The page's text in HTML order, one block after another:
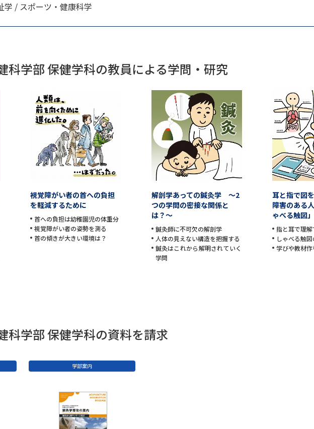
受験準備
テレメール全国一斉進学調査
新生活
学問発見
大学で学びたい学問発見
学問のミニ講義「夢ナビ講義」 学問
ユーザーサポート
学 / スポーツ・健康科学
科学部 保健学科の教員による学問・研究
視覚障がい者の首への負担
を軽減するために
首への負担は幼稚園児の体重分
視覚障がい者の姿勢を測る
首の傾きが大きい環境は？
解剖学あっての鍼灸学 ～2
つの学問の密接な関係と
は？～
鍼灸師に不可欠の解剖学
人体の見えない構造を把握する
鍼灸はこれから解明されていく
学問
耳と指で図
障害のある
ゃべる触図」
指と耳で理
しゃべる触
学びや教材
科学部 保健学科の資料を請求
学部案内